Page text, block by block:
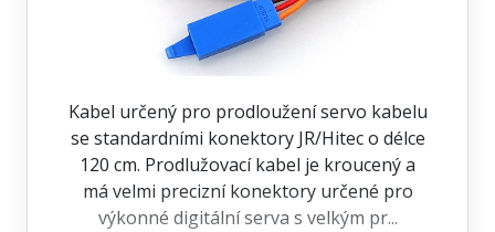
Kabel určený pro prodloužení servo kabelu
se standardními konektory JR/Hitec o délce
120 cm. Prodlužovací kabel je kroucený a
má velmi precizní konektory určené pro
výkonné digitální serva s velkým pr...